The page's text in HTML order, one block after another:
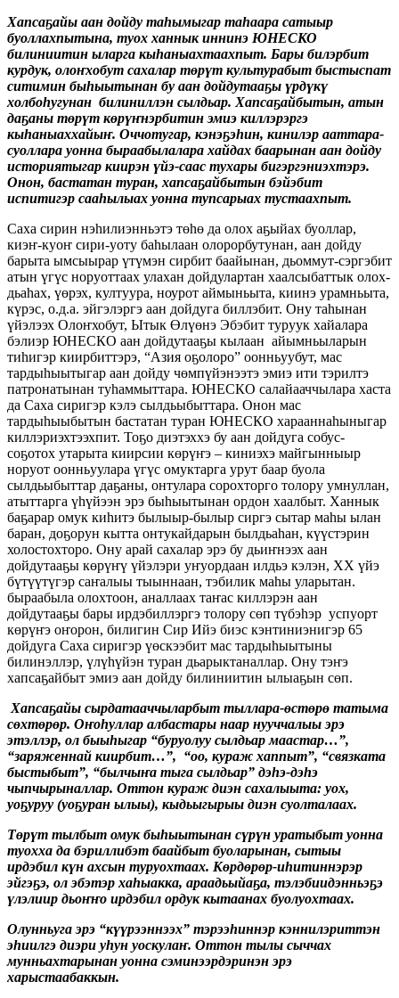
Хапсаҕайы аан дойду таһымыгар таһаара сатыыр
буоллахпытына, туох ханнык иннинэ ЮНЕСКО
билиниитин ыларга кыһаныахтаахпыт. Бары билэрбит
курдук, олоҥхобут сахалар төрүт культурабыт быстыспат
ситимин быһыытынан бу аан дойдутааҕы үрдүкү
холбоһугунан билиниллэн сылдьар. Хапсаҕайбытын, атын
даҕаны төрүт көрүҥнэрбитин эмиэ киллэрэргэ
кыһаныаххайыҥ. Оччотугар, кэнэҕэһин, кинилэр ааттара-
суоллара уонна быраабылалара хайдах баарынан аан дойду
историятыгар киирэн үйэ-саас тухары бигэргэниэхтэрэ.
Онон, бастатан туран, хапсаҕайбытын бэйэбит
испитигэр сааһылыах уонна тупсарыах тустаахпыт.
Саха сирин нэһилиэнньэтэ төһө да олох аҕыйах буоллар,
киэҥ-куоҥ сири-уоту баһылаан олорорбутунан, аан дойду
барыта ымсыырар үтүмэн сирбит баайынан, дьоммут-сэргэбит
атын үгүс норуоттаах улахан дойдулартан хаалсыбаттык олох-
дьаһах, үөрэх, култуура, ноурот аймыньыта, киинэ урамньыта,
күрэс, о.д.а. эйгэлэргэ аан дойдуга биллэбит. Ону таһынан
үйэлээх Олоҥхобут, Ытык Өлүөнэ Эбэбит туруук хайалара
бэлиэр ЮНЕСКО аан дойдутааҕы кылаан айымньыларын
тиһигэр киирбиттэрэ, “Азия оҕолоро” оонньуубут, мас
тардыһыытыгар аан дойду чөмпүйэнээтэ эмиэ ити тэрилтэ
патронатынан туһаммыттара. ЮНЕСКО салайааччылара хаста
да Саха сиригэр кэлэ сылдьыбыттара. Онон мас
тардыһыыбытын бастатан туран ЮНЕСКО харааннаһыныгар
киллэриэхтээхпит. Тоҕо диэтэххэ бу аан дойдуга собус-
соҕотох утарыта киирсии көрүҥэ – киниэхэ майгынныыр
норуот оонньуулара үгүс омуктарга урут баар буола
сылдьыбыттар даҕаны, онтулара сорохторго толору умнуллан,
атыттарга үһүйээн эрэ быһыытынан ордон хаалбыт. Ханнык
баҕарар омук киһитэ былыыр-былыр сиргэ сытар маһы ылан
баран, доҕорун кытта онтукайдарын былдьаһан, күүстэрин
холостохторо. Ону арай сахалар эрэ бу дьиҥнээх аан
дойдутааҕы көрүҥү үйэлэри уҥуордаан илдьэ кэлэн, ХХ үйэ
бүтүүтүгэр саҥалыы тыыннаан, тэбилик маһы уларытан.
быраабыла олохтоон, аналлаах таҥас киллэрэн аан
дойдутааҕы бары ирдэбиллэргэ толору сөп түбэһэр успуорт
көрүҥэ оҥорон, билигин Сир Ийэ биэс кэнтиниэнигэр 65
дойдуга Саха сиригэр үөскээбит мас тардыһыытыны
билинэллэр, үлүһүйэн туран дьарыктаналлар. Ону тэҥэ
хапсаҕайбыт эмиэ аан дойду билиниитин ылыаҕын сөп.
Хапсаҕайы сырдатааччыларбыт тыллара-өстөрө татыма
сөхтөрөр. Оҥоһуллар албастары наар нууччалыы эрэ
этэллэр, ол быыһыгар “буруолуу сылдьар маастар…”,
“заряженнай киирбит…”, “оо, кураж хаппыт”, “связката
быстыбыт”, “былчыҥа тыга сылдьар” дэһэ-дэһэ
чыпчырыналлар. Оттон кураж диэн сахалыыта: уох,
уоҕуруу (уоҕуран ылыы), кыдьыгырыы диэн суолталаах.
Төрүт тылбыт омук быһыытынан сүрүн уратыбыт уонна
туохха да бэриллибэт баайбыт буоларынан, сытыы
ирдэбил күн ахсын туруохтаах. Көрдөрөр-иһитиннэрэр
эйгэҕэ, ол эбэтэр хаһыакка, араадьыйаҕа, тэлэбиидэнньэҕэ
үлэлиир дьоҥҥо ирдэбил ордук кытаанах буолуохтаах.
Олунньуга эрэ “күүрээннээх” тэрээһиннэр кэннилэриттэн
эһиилгэ диэри уһун уоскулаҥ. Оттон тылы сыччах
мунньахтарынан уонна сэминээрдэринэн эрэ
харыстаабаккын.